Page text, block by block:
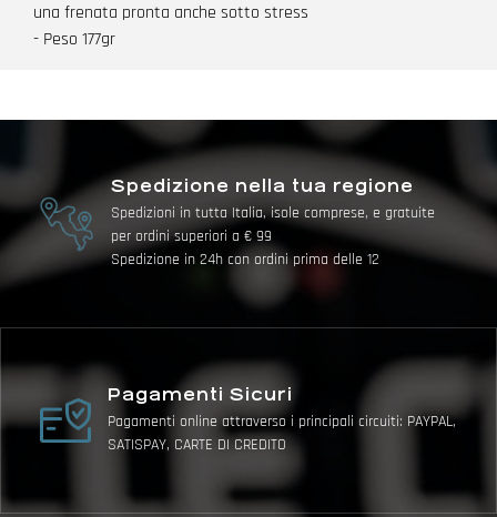
una frenata pronta anche sotto stress
- Peso 177gr
Spedizione nella tua regione
Spedizioni in tutta Italia, isole comprese, e gratuite
per ordini superiori a € 99
Spedizione in 24h con ordini prima delle 12
Pagamenti Sicuri
Pagamenti online attraverso i principali circuiti: PAYPAL,
SATISPAY, CARTE DI CREDITO